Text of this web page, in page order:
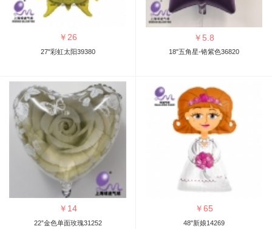
￥ 26
27"彩虹太阳39380
￥ 5.8
18"五角星-铬紫色36820
￥ 14
22”金色单面玫瑰31252
￥65
48"新娘14269